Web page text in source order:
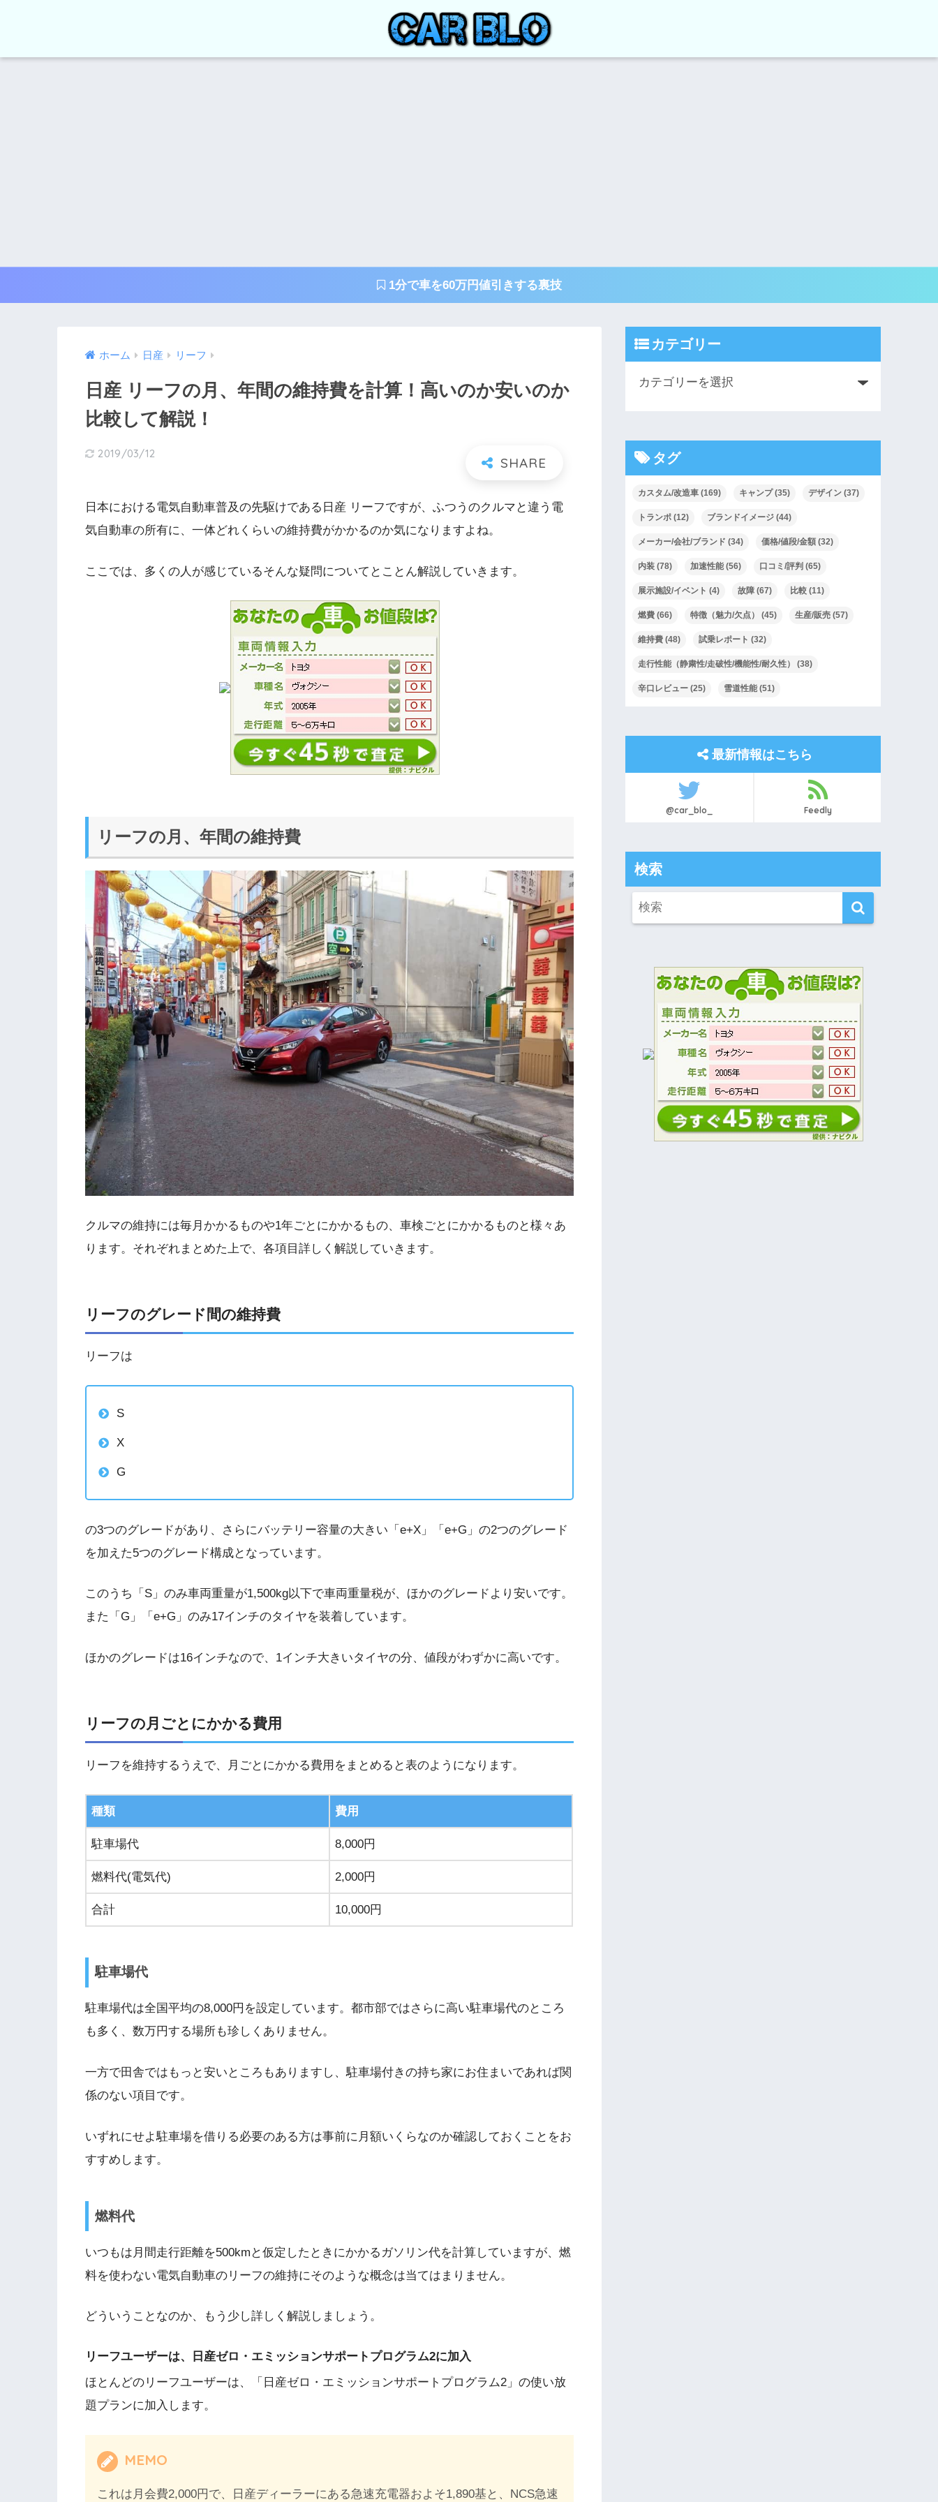
1分で車を60万円値引きする裏技
ホーム 日産 リーフ
日産 リーフの月、年間の維持費を計算！高いのか安いのか
比較して解説！
2019/03/12
日本における電気自動車普及の先駆けである日産 リーフですが、ふつうのクルマと違う電
気自動車の所有に、一体どれくらいの維持費がかかるのか気になりますよね。
ここでは、多くの人が感じているそんな疑問についてとことん解説していきます。
リーフの月、年間の維持費
クルマの維持には毎月かかるものや1年ごとにかかるもの、車検ごとにかかるものと様々あ
ります。それぞれまとめた上で、各項目詳しく解説していきます。
リーフのグレード間の維持費
リーフは
S
X
G
の3つのグレードがあり、さらにバッテリー容量の大きい「e+X」「e+G」の2つのグレード
を加えた5つのグレード構成となっています。
このうち「S」のみ車両重量が1,500kg以下で車両重量税が、ほかのグレードより安いです。
また「G」「e+G」のみ17インチのタイヤを装着しています。
ほかのグレードは16インチなので、1インチ大きいタイヤの分、値段がわずかに高いです。
リーフの月ごとにかかる費用
リーフを維持するうえで、月ごとにかかる費用をまとめると表のようになります。
種類 費用
駐車場代 8,000円
燃料代(電気代) 2,000円
合計 10,000円
駐車場代
駐車場代は全国平均の8,000円を設定しています。都市部ではさらに高い駐車場代のところ
も多く、数万円する場所も珍しくありません。
一方で田舎ではもっと安いところもありますし、駐車場付きの持ち家にお住まいであれば関
係のない項目です。
いずれにせよ駐車場を借りる必要のある方は事前に月額いくらなのか確認しておくことをお
すすめします。
燃料代
いつもは月間走行距離を500kmと仮定したときにかかるガソリン代を計算していますが、燃
料を使わない電気自動車のリーフの維持にそのような概念は当てはまりません。
どういうことなのか、もう少し詳しく解説しましょう。
リーフユーザーは、日産ゼロ・エミッションサポートプログラム2に加入
ほとんどのリーフユーザーは、「日産ゼロ・エミッションサポートプログラム2」の使い放
題プランに加入します。
MEMO
これは月会費2,000円で、日産ディーラーにある急速充電器およそ1,890基と、NCS急速
カテゴリー
タグ
カスタム/改造車 (169) キャンプ(35) デザイン (37)
トランポ (12) ブランドイメージ (44)
メーカー/会社/ブランド (34) 価格/値段/金額 (32)
内装 (78) 加速性能 (56) 口コミ/評判 (65)
展示施設/イベント (4) 故障 (67) 比較 (11)
燃費 (66) 特徴（魅力/欠点） (45) 生産/販売 (57)
維持費 (48) 試乗レポート (32)
走行性能（静粛性/走破性/機能性/耐久性） (38)
辛口レビュー (25) 雪道性能 (51)
最新情報はこちら
@car_blo_ Feedly
検索